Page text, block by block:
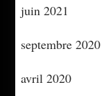
juin 2021
septembre 2020
avril 2020